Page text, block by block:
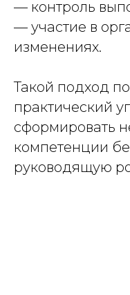
— контроль
— участие в
изменениях.
Такой подход
практический
сформировать
компетенции
руководящую